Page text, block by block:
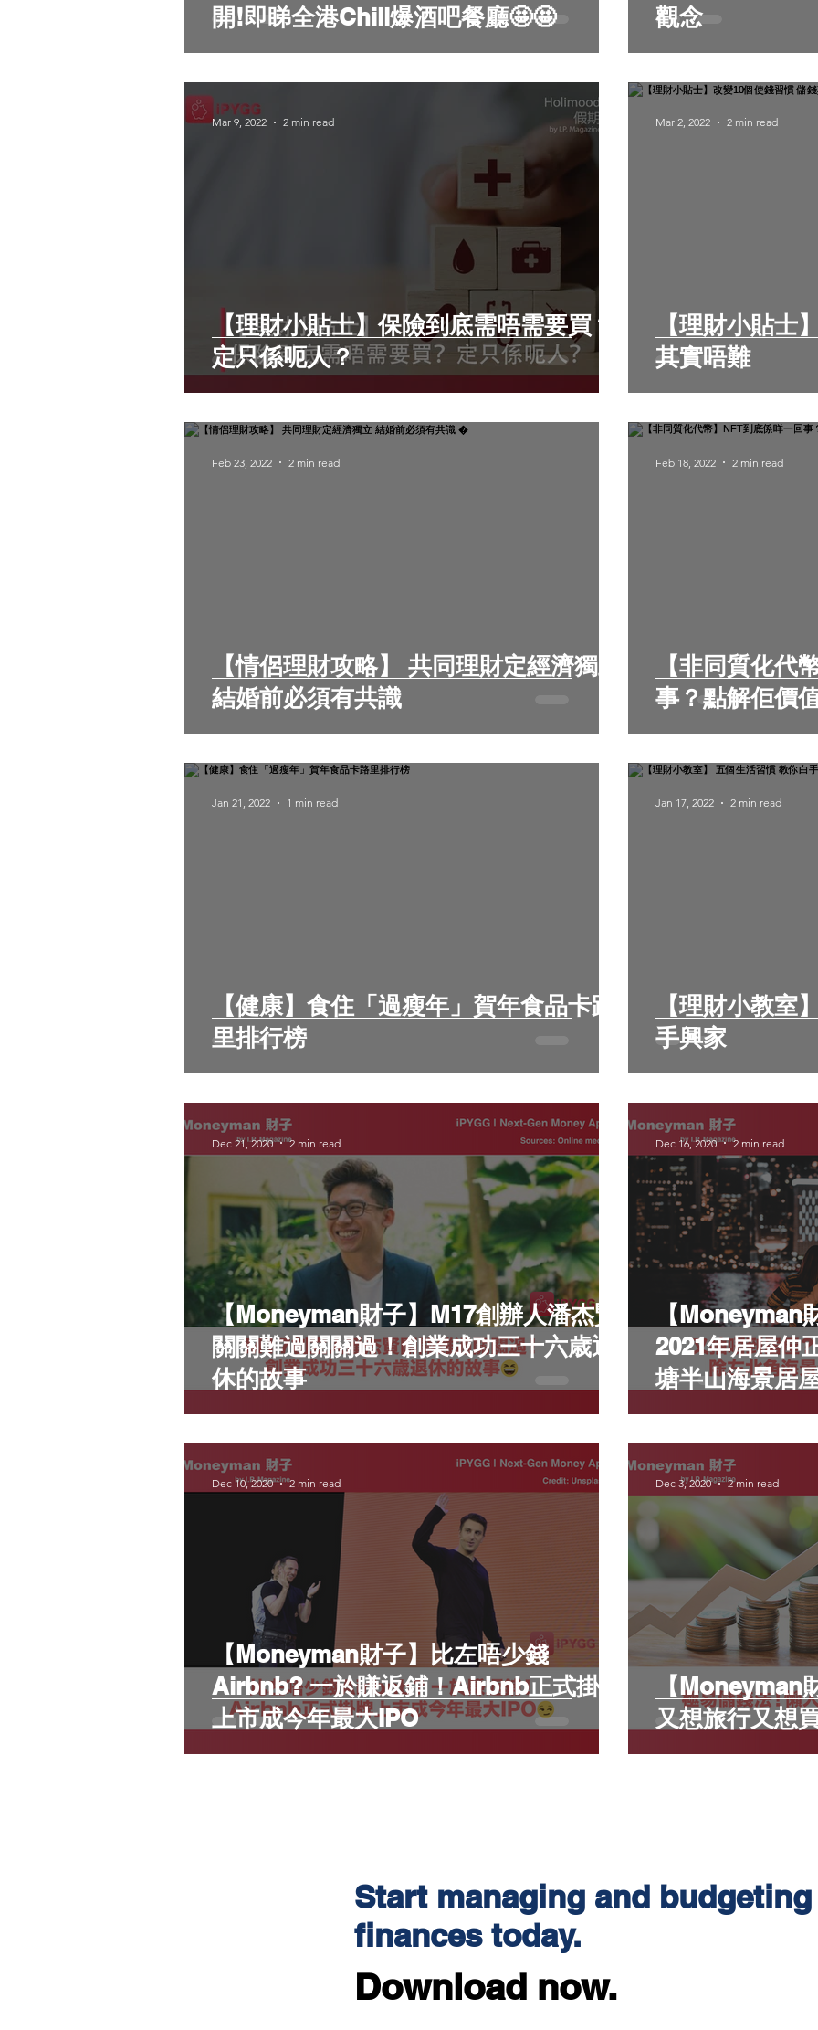
開!即睇全港Chill爆酒吧餐廳🤩🤩
觀念
【理財小貼士】保險到底需唔需要買？
定只係呃人？
Mar 9, 2022 2 min read
【理財小貼士
其實唔難
Mar 2, 2022 2 min read
【情侶理財攻略】 共同理財定經濟獨立
結婚前必須有共識
Feb 23, 2022 2 min read
【非同質化代
事？點解佢價
Feb 18, 2022 2 min read
【健康】食住「過瘦年」賀年食品卡路
里排行榜
Jan 21, 2022 1 min read
【理財小教室】 五個生活習慣 教
手興家
Jan 17, 2022 2 min read
【Moneyman財子】M17創辦人潘杰賢
關關難過關關過！創業成功三十六歳退
休的故事
Dec 21, 2020 2 min read
【Moneyman
2021年居屋仲
塘半山海景居
Dec 16, 2020 2 min read
【Moneyman財子】比左唔少錢
Airbnb? 一於賺返鋪！Airbnb正式掛牌
上市成今年最大IPO
Dec 10, 2020 2 min read
【Moneyman
又想旅行又想
Dec 3, 2020 2 min read
Start managing and
finances today.
Download now.